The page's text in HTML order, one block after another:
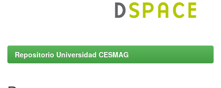
Repositorio Universidad CESMAG